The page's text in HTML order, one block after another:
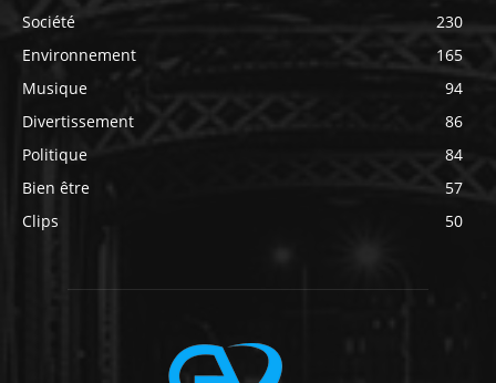
Société
230
Environnement
165
Musique
94
Divertissement
86
Politique
84
Bien être
57
Clips
50